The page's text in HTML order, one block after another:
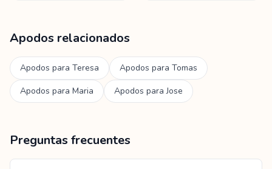
Apodos relacionados
Apodos para Teresa Apodos para Tomas
Apodos para Maria Apodos paraJose
Preguntas frecuentes